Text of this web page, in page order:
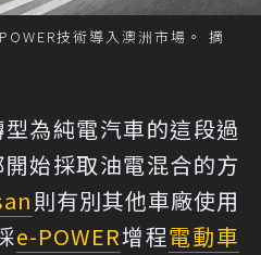
技術導入澳洲市場。 摘
為純電汽車的這段過
始採取油電混合的方
則有別其他車廠使用
e-POWER增程電動車